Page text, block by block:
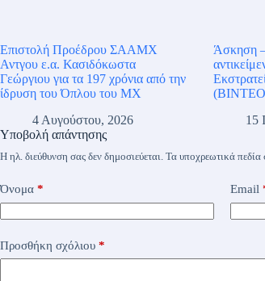
Επιστολή Προέδρου ΣΑΑΜΧ
Αντγου ε.α. Κασιδόκωστα
Γεώργιου για τα 197 χρόνια από την
ίδρυση του Όπλου του ΜΧ
4 Αυγούστου, 2026
Άσκηση
15
Υποβολή απάντησης
Η ηλ. διεύθυνση σας δεν δημοσιεύεται. Τα υποχρεωτικά πεδία
Όνομα * Email
Προσθήκη σχόλιου *